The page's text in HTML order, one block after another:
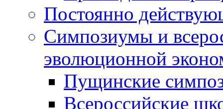
Постоянно
Симпозиумы и
эволюционной
Пущинские
Всероссийские